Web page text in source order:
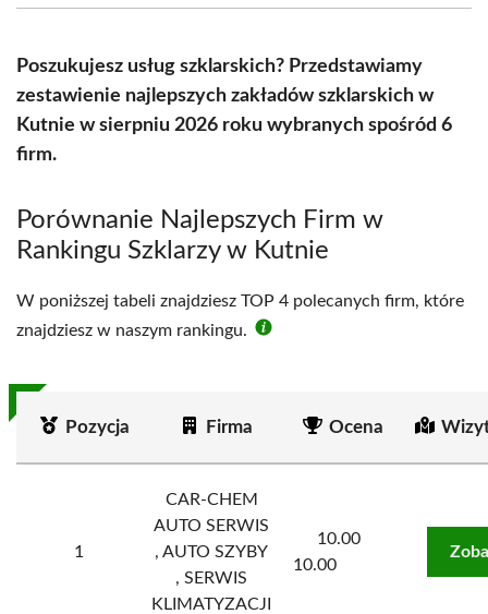
(Twitter)
Poszukujesz usług szklarskich? Przedstawiamy
zestawienie najlepszych zakładów szklarskich w
Kutnie w sierpniu 2026 roku wybranych spośród 6
firm.
Porównanie Najlepszych Firm w
Rankingu Szklarzy w Kutnie
W poniższej tabeli znajdziesz TOP 4 polecanych firm, które
znajdziesz w naszym rankingu.
Pozycja Firma Ocena
1
CAR-CHEM
AUTO SERWIS
, AUTO SZYBY
, SERWIS
KLIMATYZACJI
10.00
10.00